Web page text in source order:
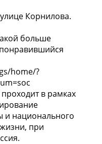
Корнилова.
больше
home/?
в рамках
и национального
при